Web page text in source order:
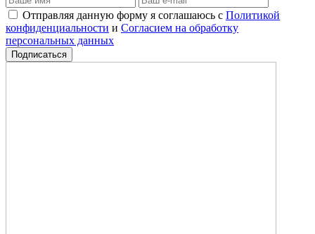
Отправляя данную форму я соглашаюсь с Политикой
конфиденциальности и Согласием на обработку
персональных данных
Подписаться